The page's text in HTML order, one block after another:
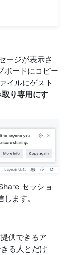
ージが表示さ
ボードにコピー
イルにゲスト
り専用にす
セッショ
ます。
供できるア
る人とだけ